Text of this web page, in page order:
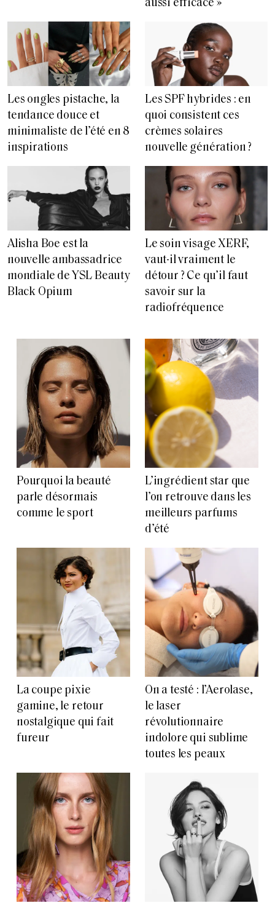
aussi efficace »
Les ongles pistache, la
tendance douce et
minimaliste de l’été en 8
inspirations
Les SPF hybrides : en
quoi consistent ces
crèmes solaires
nouvelle génération ?
Alisha Boe est la
nouvelle ambassadrice
mondiale de YSL Beauty
Black Opium
Le soin visage XERF,
vaut-il vraiment le
détour ? Ce qu’il faut
savoir sur la
radiofréquence
Pourquoi la beauté
parle désormais
comme le sport
L’ingrédient star que
l’on retrouve dans les
meilleurs parfums
d’été
La coupe pixie
gamine, le retour
nostalgique qui fait
fureur
On a testé : l’Aerolase,
le laser
révolutionnaire
indolore qui sublime
toutes les peaux